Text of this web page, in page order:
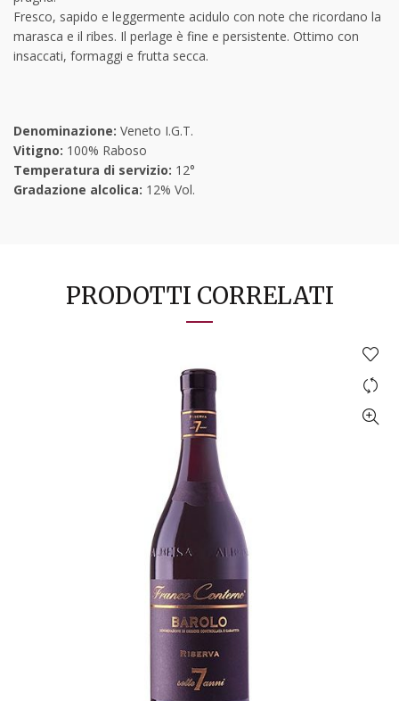
Fresco, sapido e leggermente acidulo con note che ricordano la
marasca e il ribes. Il perlage è fine e persistente. Ottimo con
insaccati, formaggi e frutta secca.
Denominazione: Veneto I.G.T.
Vitigno: 100% Raboso
Temperatura di servizio: 12°
Gradazione alcolica: 12% Vol.
PRODOTTI CORRELATI